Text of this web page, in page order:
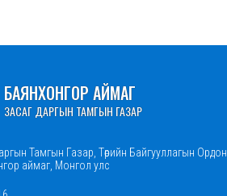
БАЯНХОНГОР АЙМАГ
ЗАСАГ ДАРГЫН ТАМГЫН ГАЗАР
Тамгын Газар, Төрийн Байгууллагын Ордон,
аймаг, Монгол улс